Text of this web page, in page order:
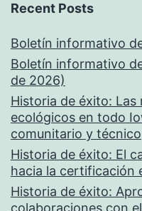
Recent Posts
Boletín informativo
Boletín informativo
de 2026)
Historia de éxito:
ecológicos en todo
comunitario y técnico
Historia de éxito: El
hacia la certificación
Historia de éxito: